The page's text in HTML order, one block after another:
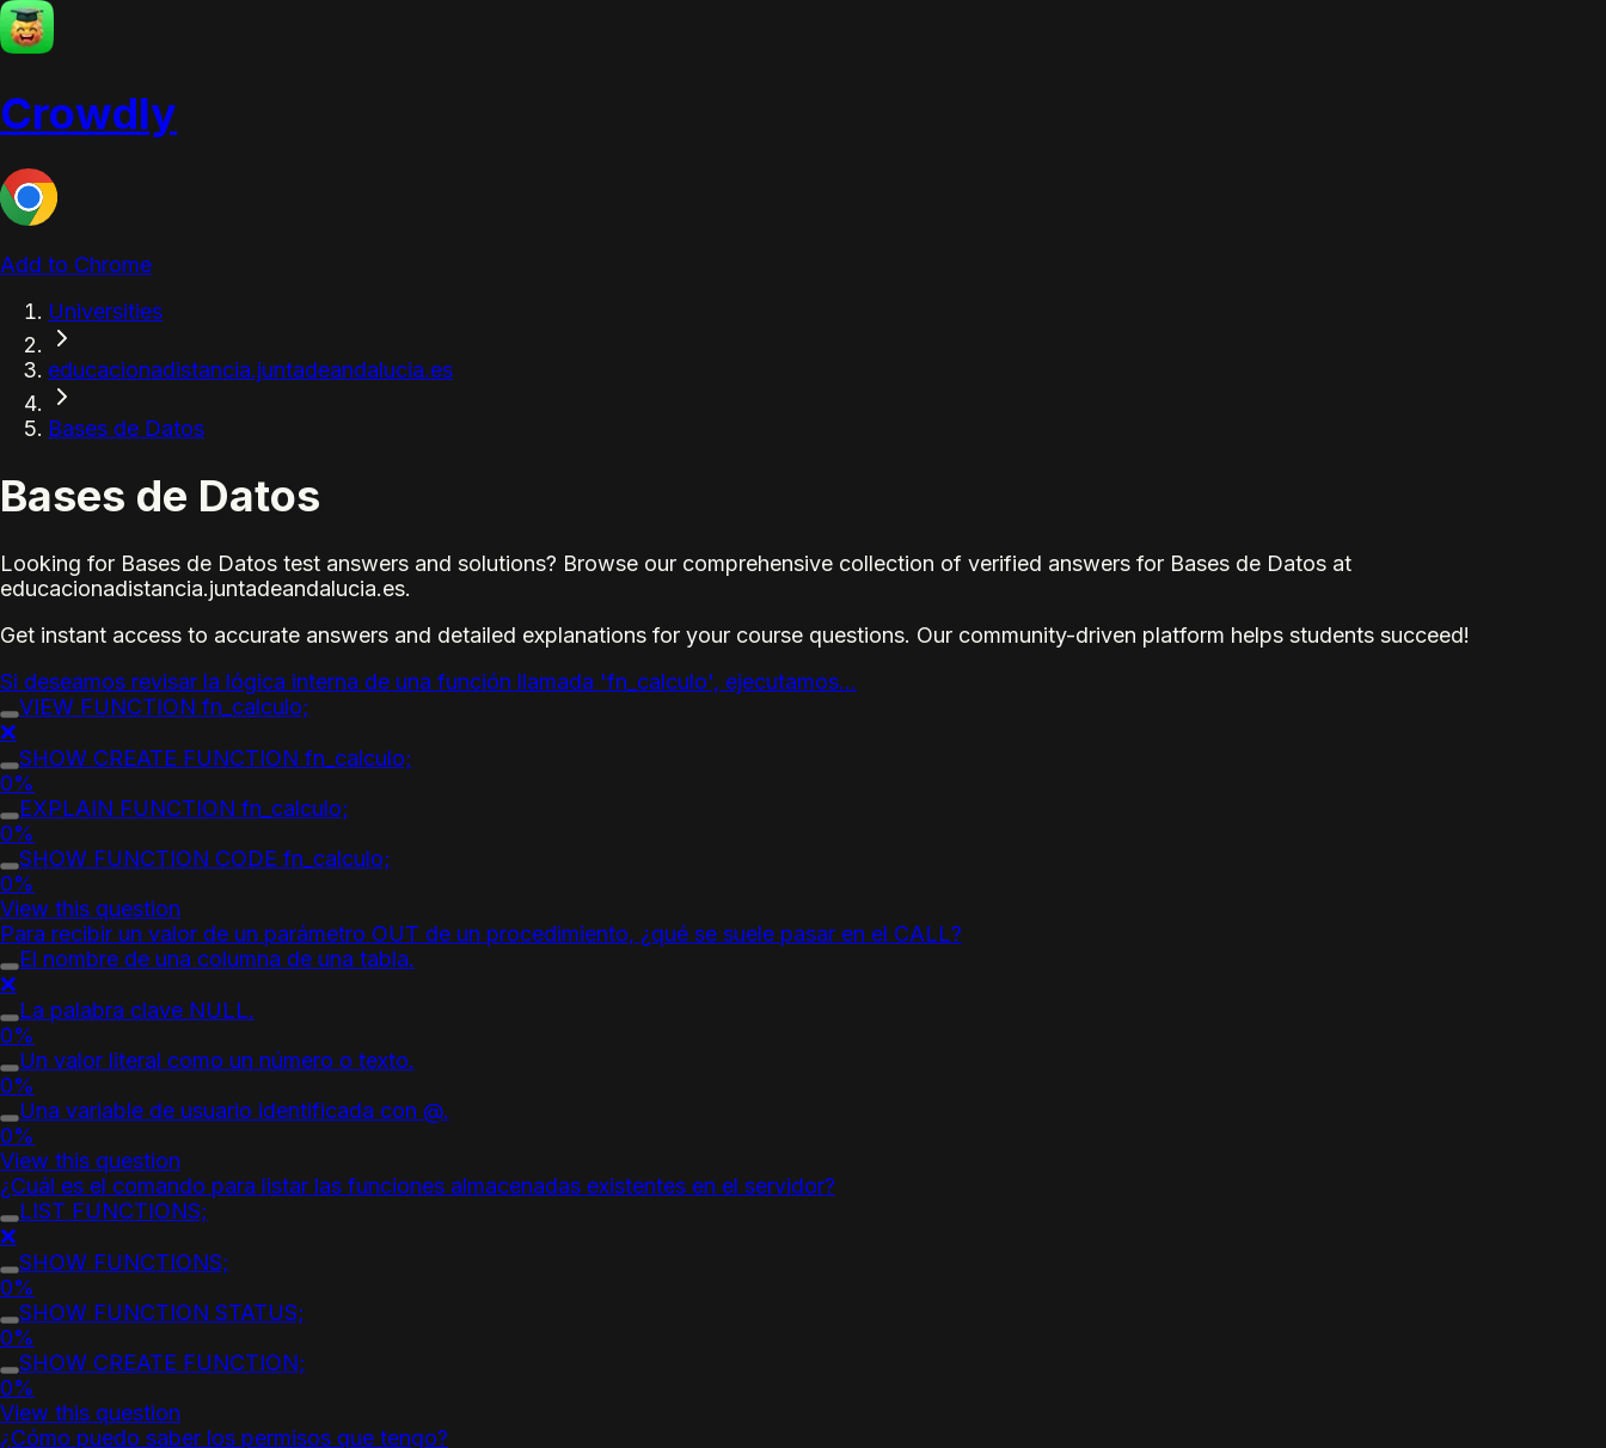
Crowdly
Add to Chrome
Universities
educacionadistancia.juntadeandalucia.es
Bases de Datos
Bases de Datos
Looking for Bases de Datos test answers and solutions? Browse our comprehensive collection of verified answers for Bases de Datos at
educacionadistancia.juntadeandalucia.es.
Get instant access to accurate answers and detailed explanations for your course questions. Our community-driven platform helps students succeed!
Si deseamos revisar la lógica interna de una función llamada 'fn_calculo', ejecutamos...
VIEW FUNCTION fn_calculo;
❌
SHOW CREATE FUNCTION fn_calculo;
0%
EXPLAIN FUNCTION fn_calculo;
0%
SHOW FUNCTION CODE fn_calculo;
0%
View this question
Para recibir un valor de un parámetro OUT de un procedimiento, ¿qué se suele pasar en el CALL?
El nombre de una columna de una tabla.
❌
La palabra clave NULL.
0%
Un valor literal como un número o texto.
0%
Una variable de usuario identificada con @.
0%
View this question
¿Cuál es el comando para listar las funciones almacenadas existentes en el servidor?
LIST FUNCTIONS;
❌
SHOW FUNCTIONS;
0%
SHOW FUNCTION STATUS;
0%
SHOW CREATE FUNCTION;
0%
View this question
¿Cómo puedo saber los permisos que tengo?